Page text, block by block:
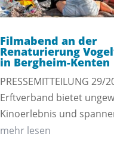
Filmabend an der
Renaturierung
in Bergheim-Kenten
PRESSEMITTEILUNG 29/
Erftverband bietet
Kinoerlebnis und
mehr lesen